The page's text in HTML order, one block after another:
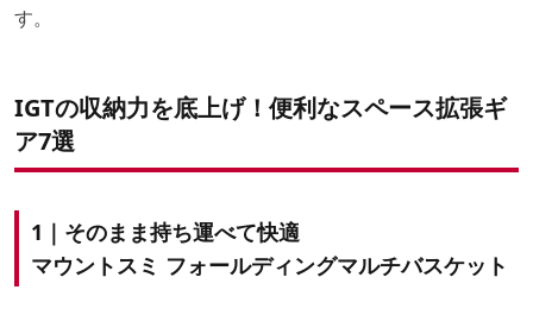
す。
IGTの収納力を底上げ！便利なスペース拡張ギ
ア7選
1｜そのまま持ち運べて快適
マウントスミ フォールディングマルチバスケット